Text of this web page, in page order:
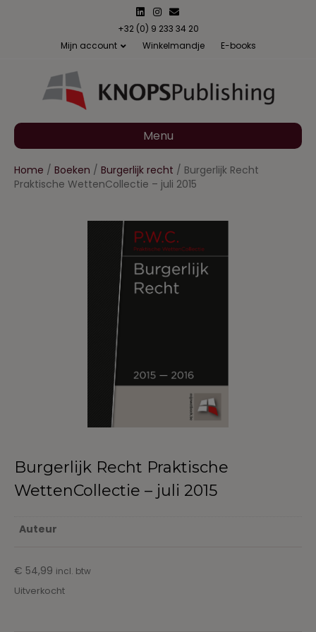
n
n
s
a
m
m
a
l
+32 (0) 9 233 34 20
Mijn account
Winkelmandje E-books
Menu
Home / Boeken / Burgerlijk recht / Burgerlijk Recht
Praktische WettenCollectie – juli 2015
Burgerlijk Recht Praktische
WettenCollectie – juli 2015
Auteur
€ 54,99 incl. btw
Uitverkocht